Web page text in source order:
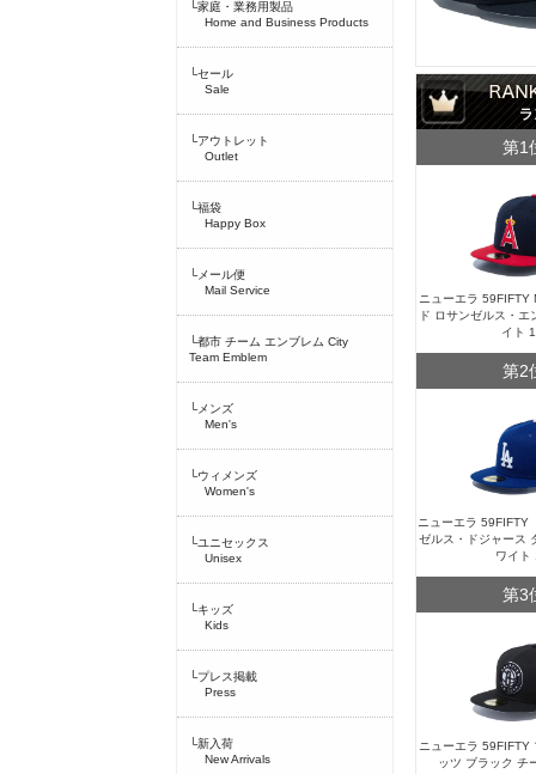
└家庭・業務用製品
Home and Business Products
└セール
Sale
└アウトレット
Outlet
└福袋
Happy Box
└メール便
Mail Service
└都市 チーム エンブレム City
Team Emblem
└メンズ
Men's
└ウィメンズ
Women's
└ユニセックス
Unisex
└キッズ
Kids
└プレス掲載
Press
└新入荷
New Arrivals
第1
ニューエラ 59FIFTY
ド ロサンゼルス・エ
イト
第2
ニューエラ 59FIFTY
ゼルス・ドジャース
ワイト
第3
ニューエラ 59FIFTY
ッツ ブラック チ